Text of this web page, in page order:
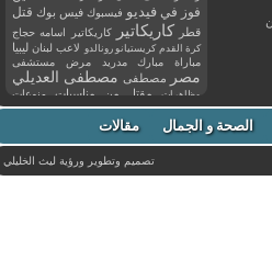
فوز في فيديو فيسبوك فيس بوك قتل
قطر كاريكاتير كاريكاتير اسامه حجاج
كرة القدم كريستيانو رونالدو لاعب لبنان ليبيا
مباراة مبارك مدريد مرض مستشفى
مصر مصطفى مصطفى العديلي
مظاهرات مقتل من مناسبات
منوعات
مواليد
موت ميسي ميلان نادي نشر
وفاة وفيات يوتيوب الصحة و الجمال مقالات
تصميم وتطوير ورؤيةليث الخليلي